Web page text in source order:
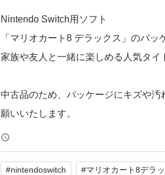
Nintendo Switch用ソフト
「マリオカート8 デラックス」のパッ
家族や友人と一緒に楽しめる人気タイ
中古品のため、パッケージにキズや汚
願いいたします。
#nintendoswitch #マリオカート8デラ